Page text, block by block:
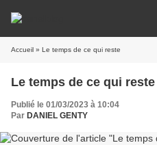
Accueil » Le temps de ce qui reste
Le temps de ce qui reste
Publié le 01/03/2023 à 10:04
Par DANIEL GENTY